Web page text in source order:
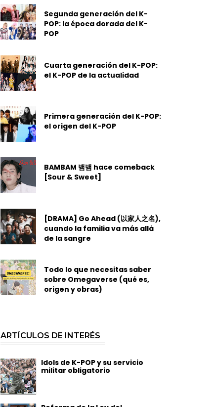
Segunda generación del K-
POP: la época dorada del K-
POP
Cuarta generación del K-POP:
el K-POP de la actualidad
Primera generación del K-POP:
el origen del K-POP
BAMBAM 뱀뱀 hace comeback
[Sour & Sweet]
[DRAMA] Go Ahead (以家人之名),
cuando la familia va más allá
de la sangre
Todo lo que necesitas saber
sobre Omegaverse (qué es,
origen y obras)
ARTÍCULOS DE INTERÉS
Idols de K-POP y su servicio
militar obligatorio